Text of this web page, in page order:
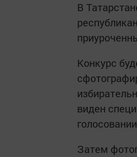
В
Конкурс
виден
Затем